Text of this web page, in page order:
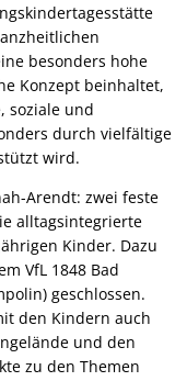
besonders hohe
Konzept beinhaltet,
soziale und
durch vielfältige
wird.
Arendt: zwei feste
alltagsintegrierte
Kinder. Dazu
VfL 1848 Bad
geschlossen.
den Kindern auch
und den
zu den Themen